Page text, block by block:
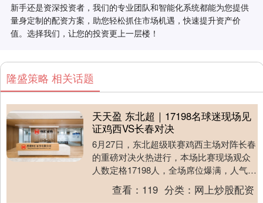
新手还是资深投资者，我们的专业团队和智能化系统都能为您提供
量身定制的配资方案，助您轻松抓住市场机遇，快速提升资产价
值。选择我们，让您的投资更上一层楼！
隆盛策略 相关话题
天天盈 东北超｜17198名球迷现场见
证鸡西VS长春对决
6月27日，东北超级联赛鸡西主场对阵长春
的重磅对决火热进行，本场比赛现场观众
人数定格17198人，全场席位爆满，人气盛
况空前。 赛事现场氛围热烈且温馨，主办
方贴....查看： 119 分类： 网上炒股配资